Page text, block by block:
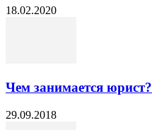
18.02.2020
Чем занимается юрист?
29.09.2018